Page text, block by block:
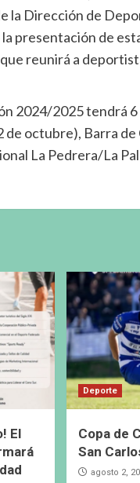
la Dirección de
presentación de
reunirá a
2024/2025 tendrá
octubre), Barra
La Pedrera/La
El
Deporte
Copa de
San
agosto 2,